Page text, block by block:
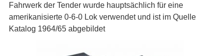
Fahrwerk der Tender wurde hauptsächlich für eine
amerikanisierte 0-6-0 Lok verwendet und ist im Quelle
Katalog 1964/65 abgebildet